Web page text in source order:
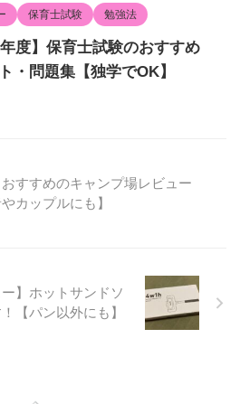
保育士試験 勉強法
年度】保育士試験のおすすめ
・問題集【独学でOK】
おすすめのキャンプ場レビュー
やカップルにも】
】ホットサンドソ
【パン以外にも】